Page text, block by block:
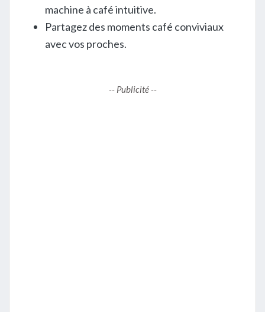
machine à café intuitive.
Partagez des moments café conviviaux
avec vos proches.
-- Publicité --